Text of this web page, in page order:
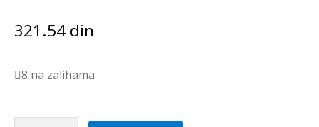
321.54 din
8 na zalihama